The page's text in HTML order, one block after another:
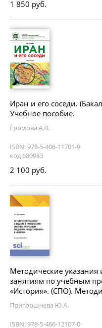
1 850 руб.
Иран и его соседи.
Учебное пособие.
Громова А.В.
ISBN: 978-5-406-11701-9
код 680983
2 100 руб.
Методические указания
занятиям по учебным
«История». (СПО).
Пригоршнева Ю.А.
ISBN: 978-5-466-12107-0